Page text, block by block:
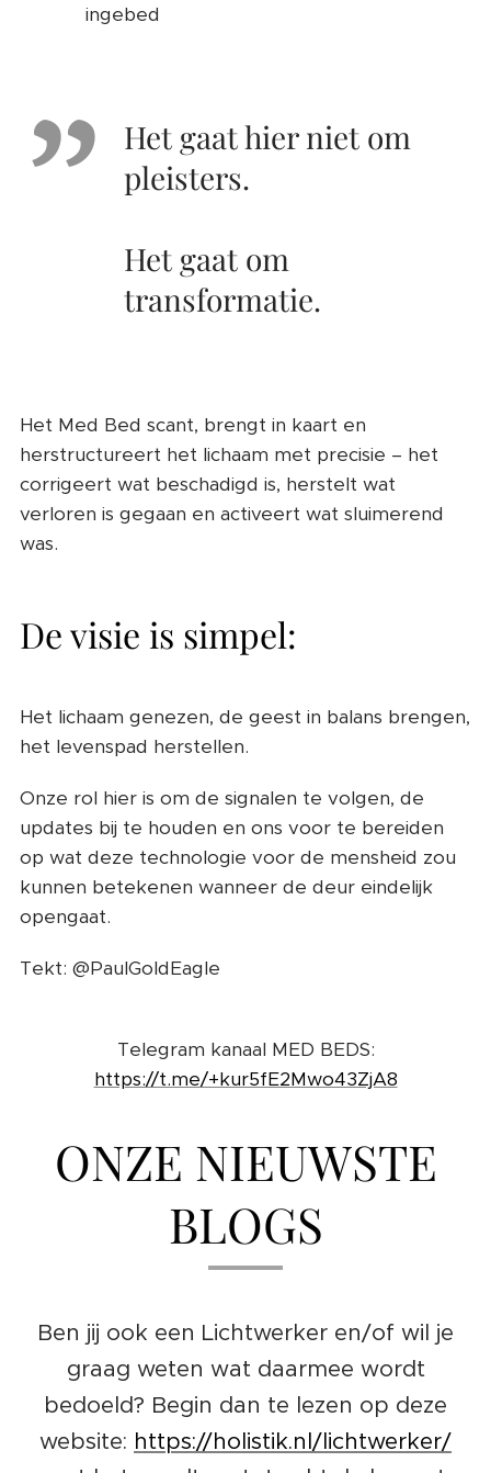
ingebed
Het gaat hier niet om
pleisters.
Het gaat om
transformatie.
Het Med Bed scant, brengt in kaart en
herstructureert het lichaam met precisie – het
corrigeert wat beschadigd is, herstelt wat
verloren is gegaan en activeert wat sluimerend
was.
De visie is simpel:
Het lichaam genezen, de geest in balans brengen,
het levenspad herstellen.
Onze rol hier is om de signalen te volgen, de
updates bij te houden en ons voor te bereiden
op wat deze technologie voor de mensheid zou
kunnen betekenen wanneer de deur eindelijk
opengaat.
Tekt: @PaulGoldEagle
Telegram kanaal MED BEDS:
https://t.me/+kur5fE2Mwo43ZjA8
ONZE NIEUWSTE
BLOGS
Ben jij ook een Lichtwerker en/of wil je
graag weten wat daarmee wordt
bedoeld? Begin dan te lezen op deze
website: https://holistik.nl/lichtwerker/